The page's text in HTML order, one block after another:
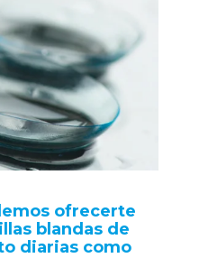
ofrecerte
blandas de
diarias como